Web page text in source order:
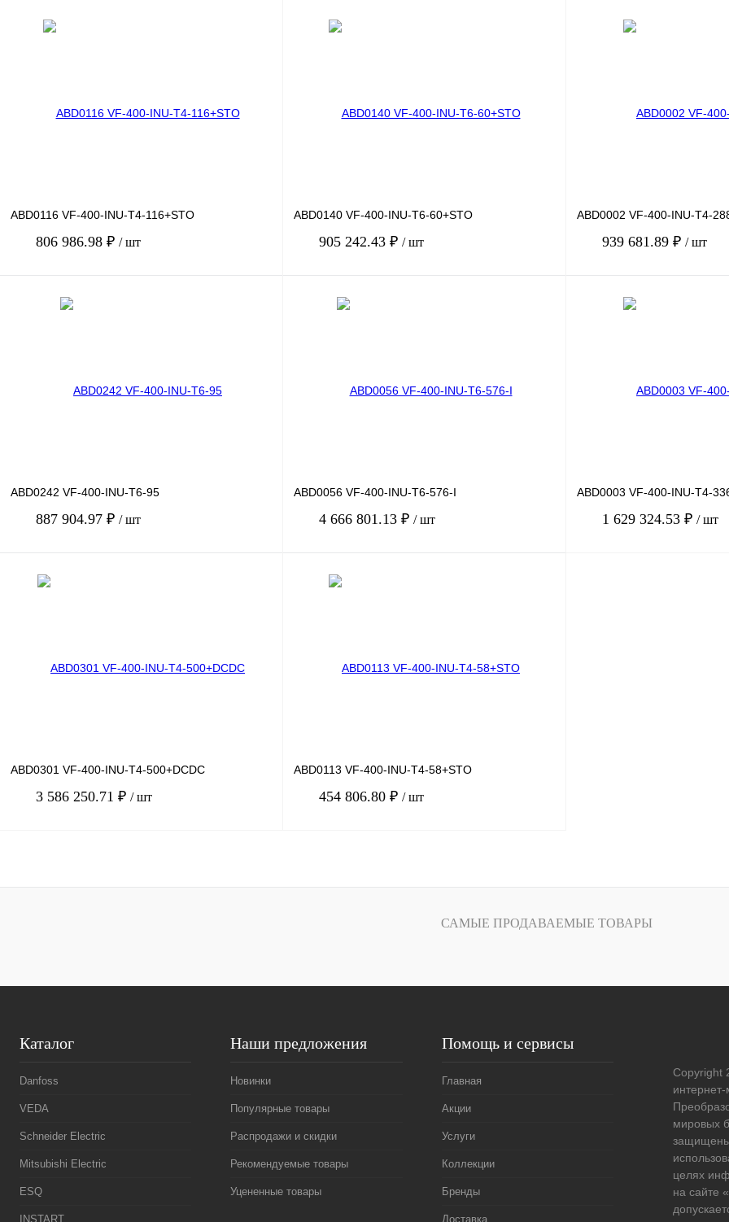
ABD0116 VF-400-INU-T4-116+STO
806 986.98 ₽ / шт
ABD0140 VF-400-INU-T6-60+STO
905 242.43 ₽ / шт
ABD0002 VF-400-INU-T4-
939 681.89 ₽ / шт
ABD0242 VF-400-INU-T6-95
887 904.97 ₽ / шт
ABD0056 VF-400-INU-T6-576-I
4 666 801.13 ₽ / шт
ABD0003 VF-400-INU-T4-
1 629 324.53 ₽ / шт
ABD0301 VF-400-INU-T4-500+DCDC
3 586 250.71 ₽ / шт
ABD0113 VF-400-INU-T4-58+STO
454 806.80 ₽ / шт
САМЫЕ ПРОДАВАЕМЫЕ ТОВАРЫ
Каталог
Danfoss
VEDA
Schneider Electric
Mitsubishi Electric
ESQ
INSTART
Наши предложения
Новинки
Популярные товары
Распродажи и скидки
Рекомендуемые товары
Уцененные товары
Помощь и сервисы
Главная
Акции
Услуги
Коллекции
Бренды
Доставка
Copyright
интернет-
мировых
целях
на сайте